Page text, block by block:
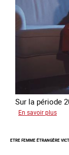
Sur la période
En savoir plus
ETRE FEMME ÉTRANGÈRE